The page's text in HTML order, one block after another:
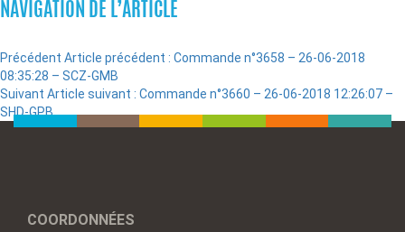
NAVIGATION DE L’ARTICLE
Précédent Article précédent : Commande n°3658 – 26-06-2018
08:35:28 – SCZ-GMB
Suivant Article suivant : Commande n°3660 – 26-06-2018 12:26:07 –
SHD-GPB
COORDONNÉES